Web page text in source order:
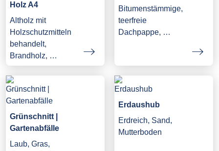
Holz A4
Altholz mit
Holzschutzmitteln
behandelt,
Brandholz, …
Bitumenstämmige,
teerfreie
Dachpappe, …
Grünschnitt |
Gartenabfälle
Laub, Gras,
Erdaushub
Erdreich, Sand,
Mutterboden